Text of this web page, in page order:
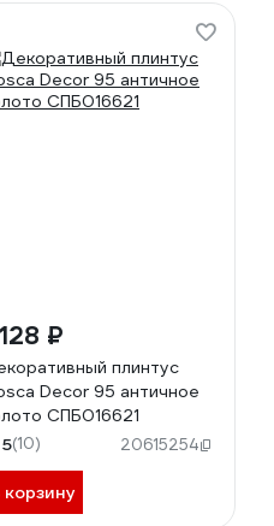
₽
плинтус
Decor 95 античное
СПБ016621
5(10) 20615254
корзину